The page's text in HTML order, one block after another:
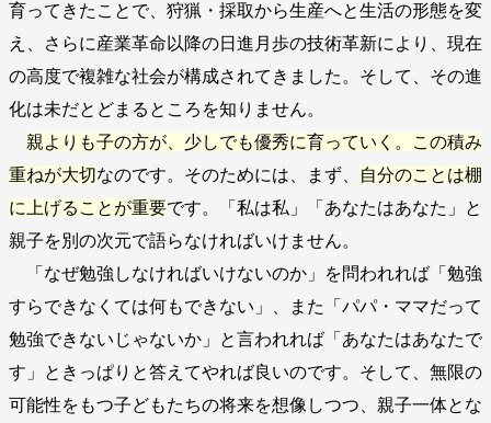
育ってきたことで、狩猟・採取から生産へと生活の形態を変
え、さらに産業革命以降の日進月歩の技術革新により、現在
の高度で複雑な社会が構成されてきました。そして、その進
化は未だとどまるところを知りません。
親よりも子の方が、少しでも優秀に育っていく。この積み
重ねが大切なのです。そのためには、まず、
自分のことは棚
に上げることが重要です。「私は私」「あなたはあなた」と
親子を別の次元で語らなければいけません。
「なぜ勉強しなければいけないのか」を問われれば「勉強
すらできなくては何もできない」、また「パパ・ママだって
勉強できないじゃないか」と言われれば「あなたはあなたで
す」ときっぱりと答えてやれば良いのです。そして、無限の
可能性をもつ子どもたちの将来を想像しつつ、親子一体とな